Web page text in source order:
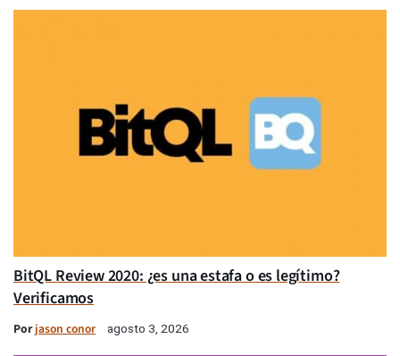
BitQL Review 2020: ¿es una estafa o es legítimo?
Verificamos
Porjason conor agosto 3, 2026